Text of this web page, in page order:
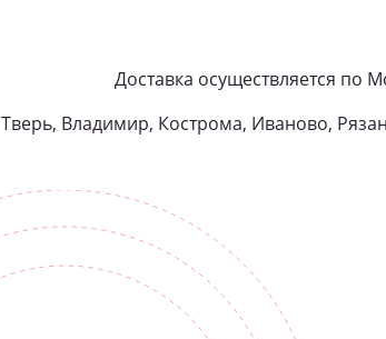
Доставка осуществляется по
Тверь, Владимир, Кострома, Иваново,